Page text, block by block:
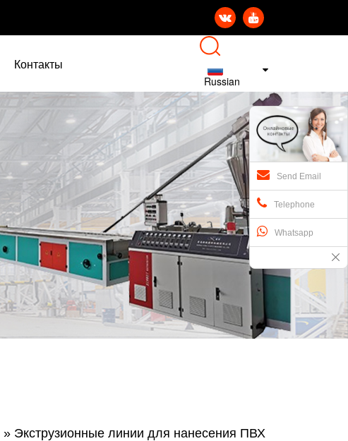
 
Контакты
Russian
» Экструзионные линии для нанесения ПВХ
Send Email
Telephone
Whatsapp